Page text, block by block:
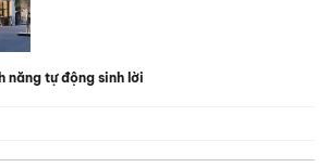
năng tự động sinh lời